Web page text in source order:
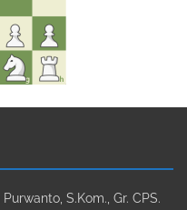
S.Kom., Gr. CPS.